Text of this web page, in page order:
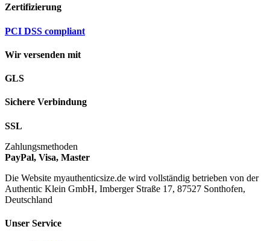
Zertifizierung
PCI DSS compliant
Wir versenden mit
GLS
Sichere Verbindung
SSL
Zahlungsmethoden
PayPal, Visa, Master
Die Website myauthenticsize.de wird vollständig betrieben von der
Authentic Klein GmbH, Imberger Straße 17, 87527 Sonthofen,
Deutschland
Unser Service